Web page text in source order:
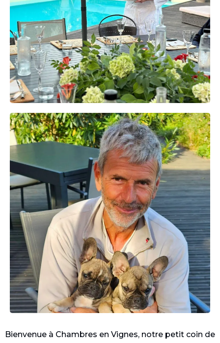
Bienvenue à Chambres en Vignes, notre petit coin de